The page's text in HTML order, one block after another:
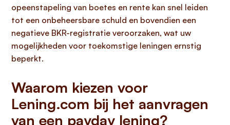
opeenstapeling van boetes en rente kan snel leiden
tot een onbeheersbare schuld en bovendien een
negatieve BKR-registratie veroorzaken, wat uw
mogelijkheden voor toekomstige leningen ernstig
beperkt.
Waarom kiezen voor
Lening.com bij het aanvragen
van een payday lening?